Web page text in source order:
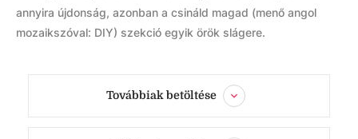
annyira újdonság, azonban a csináld magad (menő angol
mozaikszóval: DIY) szekció egyik örök slágere.
Továbbiak betöltése